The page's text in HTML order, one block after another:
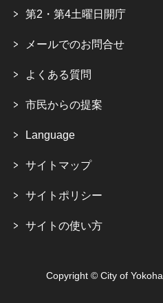
第2・第4土曜日開庁
メールでのお問合せ
よくある質問
市民からの提案
Language
サイトマップ
サイトポリシー
サイトの使い方
Copyright © City of